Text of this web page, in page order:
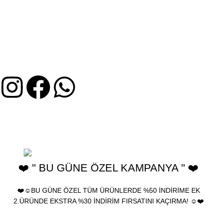
❤️ '' BU GÜNE ÖZEL KAMPANYA '' ❤️
❤️☺️BU GÜNE ÖZEL TÜM ÜRÜNLERDE %50 İNDİRİME EK
2.ÜRÜNDE EKSTRA %30 İNDİRİM FIRSATINI KAÇIRMA! ☺️❤️